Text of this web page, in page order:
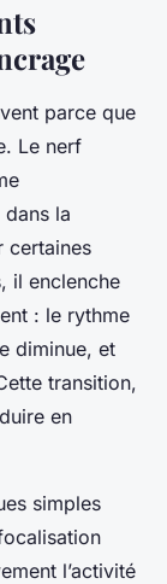
parce que
Le nerf
la
certaines
il enclenche
: le rythme
diminue, et
transition,
en
simples
l’activité